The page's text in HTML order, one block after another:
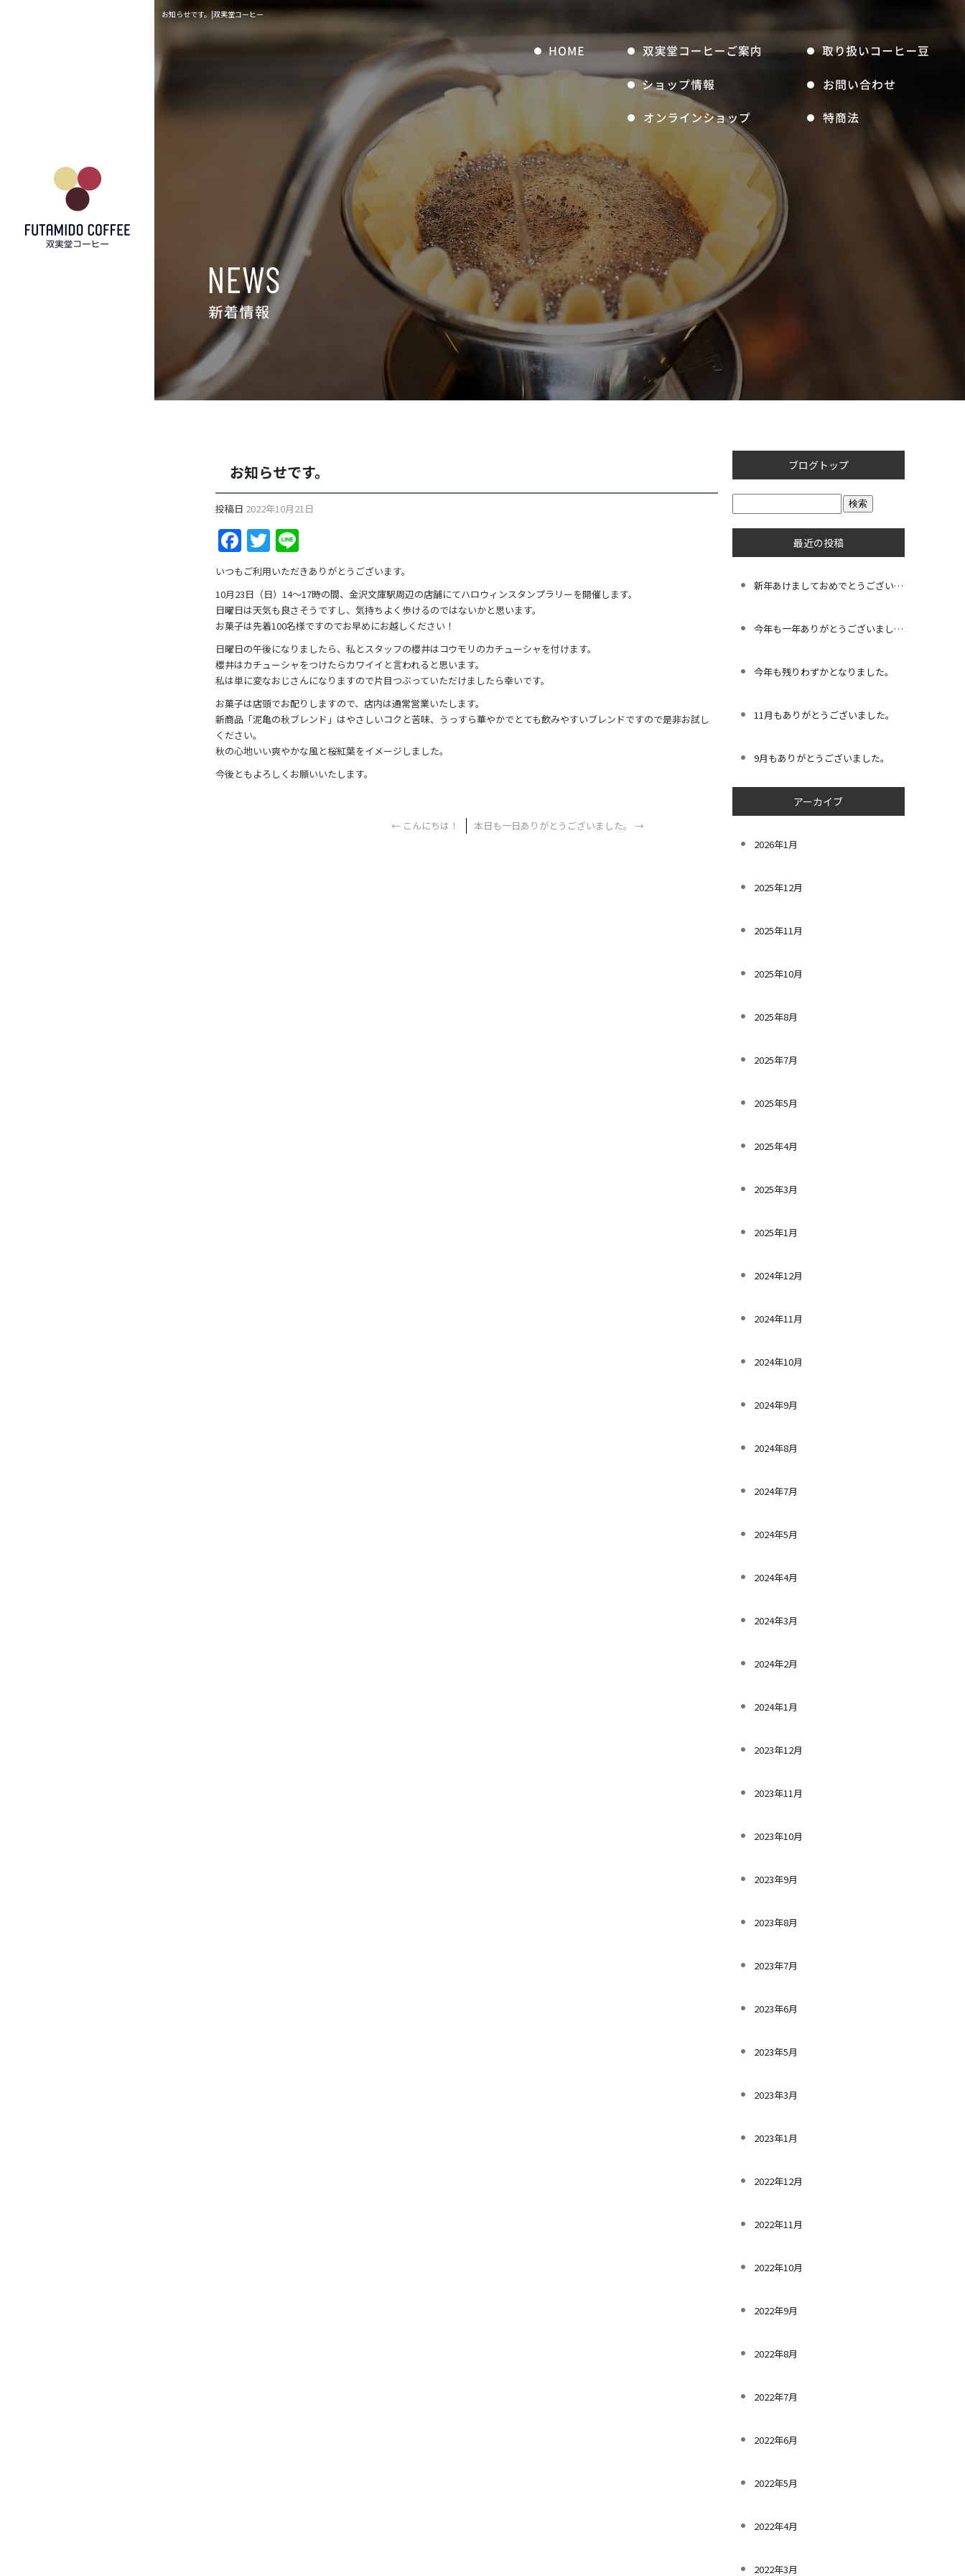
お知らせです。|双実堂コーヒー
お知らせです。
投稿日 2022年10月21日
F
a
c
e
b
o
o
k
T
w
itt
er
Li
n
e
いつもご利用いただきありがとうございます。
10月23日（日）14～17時の間、金沢文庫駅周辺の店舗にてハロウィンスタンプラリーを開催します。
日曜日は天気も良さそうですし、気持ちよく歩けるのではないかと思います。
お菓子は先着100名様ですのでお早めにお越しください！
日曜日の午後になりましたら、私とスタッフの櫻井はコウモリのカチューシャを付けます。
櫻井はカチューシャをつけたらカワイイと言われると思います。
私は単に変なおじさんになりますので片目つぶっていただけましたら幸いです。
お菓子は店頭でお配りしますので、店内は通常営業いたします。
新商品「泥亀の秋ブレンド」はやさしいコクと苦味、うっすら華やかでとても飲みやすいブレンドですので是非お試し
ください。
秋の心地いい爽やかな風と桜紅葉をイメージしました。
今後ともよろしくお願いいたします。
←こんにちは！ 本日も一日ありがとうございました。 →
ブログトップ
最近の投稿
新年あけましておめでとうございます。
今年も一年ありがとうございました。
今年も残りわずかとなりました。
11月もありがとうございました。
9月もありがとうございました。
アーカイブ
2026年1月
2025年12月
2025年11月
2025年10月
2025年8月
2025年7月
2025年5月
2025年4月
2025年3月
2025年1月
2024年12月
2024年11月
2024年10月
2024年9月
2024年8月
2024年7月
2024年5月
2024年4月
2024年3月
2024年2月
2024年1月
2023年12月
2023年11月
2023年10月
2023年9月
2023年8月
2023年7月
2023年6月
2023年5月
2023年3月
2023年1月
2022年12月
2022年11月
2022年10月
2022年9月
2022年8月
2022年7月
2022年6月
2022年5月
2022年4月
2022年3月